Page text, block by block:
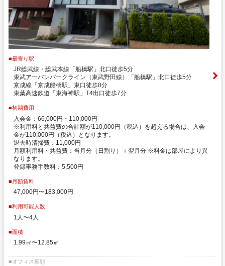
■最寄り駅
JR総武線・総武本線「船橋駅」北口徒歩5分
東武アーバンパークライン（東武野田線）「船橋駅」北口徒歩5分
京成線「京成船橋駅」東口徒歩8分
東葉高速鉄道「東海神駅」T4出口徒歩7分
■初期費用
入会金：66,000円・110,000円
※利用料と共益費の合計額が110,000円（税込）を超える場合は、入会
金が110,000円（税込）となります。
退去時清掃費：11,000円
月額利用料・共益費：当月分（日割り）＋翌月分 ※料金は部屋により異
なります。
登録事務手数料：5,500円
■月額賃料
47,000円〜183,000円
■利用可能人数
1人〜4人
■面積
1.99㎡〜12.85㎡
■オフィス形態